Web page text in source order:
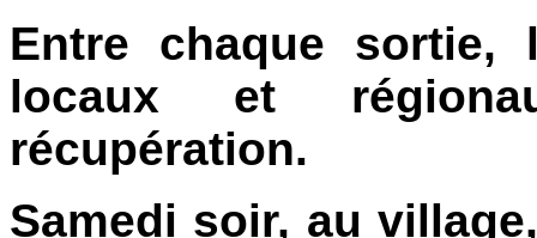
Entre chaque sortie,
locaux et
récupération.
Samedi soir, au